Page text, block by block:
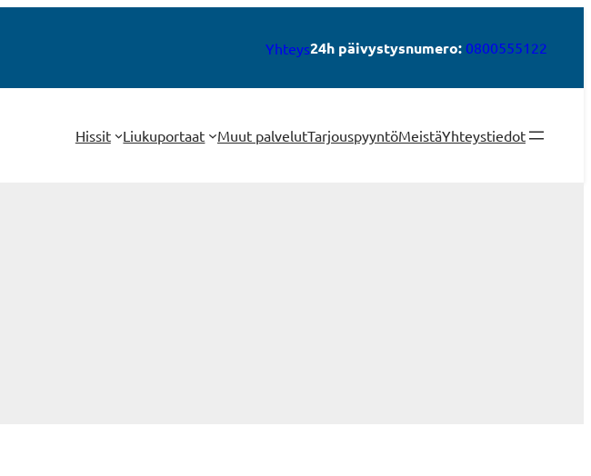
Yhteys24h päivystysnumero: 0800555122
Hissit Liukuportaat Muut palvelutTarjouspyyntöMeistäYhteystiedot